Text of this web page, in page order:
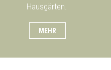
Hausgärten.
MEHR